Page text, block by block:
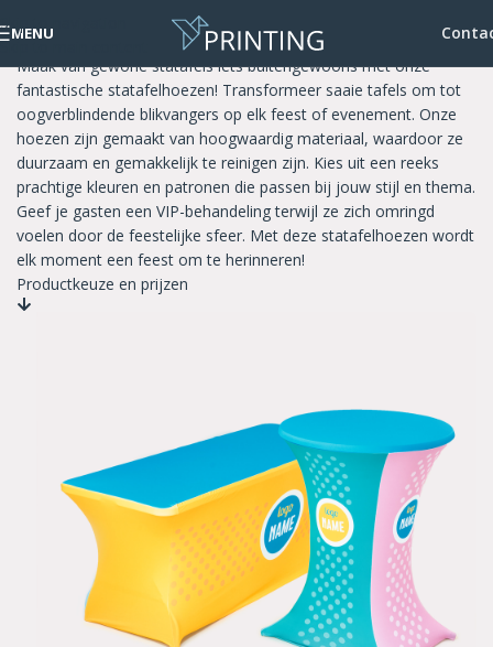
Skip to navigation
Skip to main content
MENU
Tafelhoezen
Maak van gewone statafels iets buitengewoons met onze
fantastische statafelhoezen! Transformeer saaie tafels om tot
oogverblindende blikvangers op elk feest of evenement. Onze
hoezen zijn gemaakt van hoogwaardig materiaal, waardoor ze
duurzaam en gemakkelijk te reinigen zijn. Kies uit een reeks
prachtige kleuren en patronen die passen bij jouw stijl en thema.
Geef je gasten een VIP-behandeling terwijl ze zich omringd
voelen door de feestelijke sfeer. Met deze statafelhoezen wordt
elk moment een feest om te herinneren!
Productkeuze en prijzen